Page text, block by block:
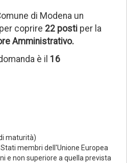
di Modena un
coprire 22 posti per la
Amministrativo.
è il 16
maturità)
membri dell'Unione Europea
e non superiore a quella prevista